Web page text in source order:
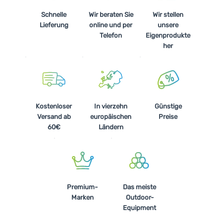
Schnelle
Lieferung
Wir beraten Sie
online und per
Telefon
Wir stellen
unsere
Eigenprodukte
her
Kostenloser
Versand ab
60€
In vierzehn
europäischen
Ländern
Günstige
Preise
Premium-
Marken
Das meiste
Outdoor-
Equipment